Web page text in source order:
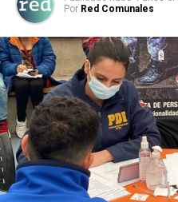
Por Red Comunales